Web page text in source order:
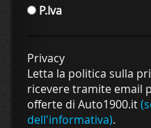
P.Iva
Privacy
Letta la politica sulla
ricevere tramite email
offerte di Auto1900.it
dell'informativa).